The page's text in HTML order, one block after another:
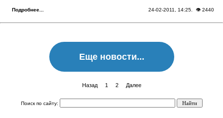
Подробнее... 24-02-2011, 14:25 . 👁 2440
Еще новости...
Назад 1 2 Далее
Поиск по сайту: